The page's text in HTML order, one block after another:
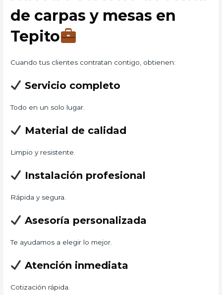
de carpas y mesas en
Tepito
Cuando tus clientes contratan contigo, obtienen:
Servicio completo
Todo en un solo lugar.
Material de calidad
Limpio y resistente.
Instalación profesional
Rápida y segura.
Asesoría personalizada
Te ayudamos a elegir lo mejor.
Atención inmediata
Cotización rápida.